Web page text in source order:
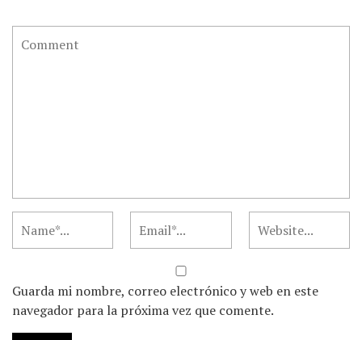
Guarda mi nombre, correo electrónico y web en este
navegador para la próxima vez que comente.